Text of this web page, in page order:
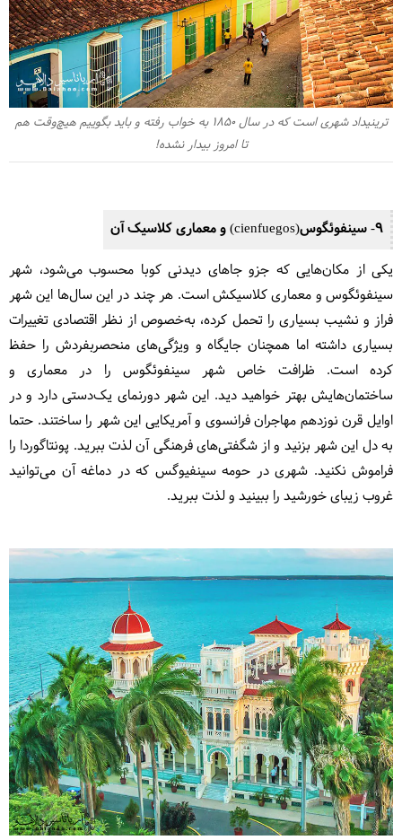
ترینیداد شهری است که در سال 1850 به خواب رفته و باید بگوییم هیچ‌وقت هم
تا امروز بیدار نشده!
9- سینفوئگوس(cienfuegos) و معماری کلاسیک آن
یکی از مکان‌هایی که جزو جاهای دیدنی کوبا محسوب می‌شود، شهر
سینفوئگوس و معماری کلاسیکش است. هر چند در این سال‌ها این شهر
فراز و نشیب بسیاری را تحمل کرده، به‌خصوص از نظر اقتصادی تغییرات
بسیاری داشته اما همچنان جایگاه و ویژگی‌های منحصربفردش را حفظ
کرده‌ است. ظرافت خاص شهر سینفوئگوس را در معماری و
ساختمان‌هایش بهتر خواهید دید. این شهر دورنمای یک‌دستی دارد و در
اوایل قرن نوزدهم مهاجران فرانسوی و آمریکایی این شهر را ساختند. حتما
به دل این شهر بزنید و از شگفتی‌های فرهنگی آن لذت ببرید. پونتاگوردا را
فراموش نکنید. شهری در حومه سینفیوگس که در دماغه آن می‌توانید
غروب زیبای خورشید را ببینید و لذت ببرید.